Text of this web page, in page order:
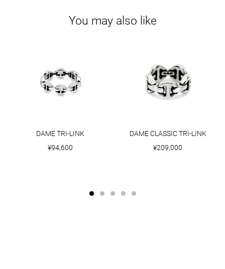
You may also like
DAME TRI-LINK
¥94,600
DAME CLASSIC TRI-LINK
¥209,000